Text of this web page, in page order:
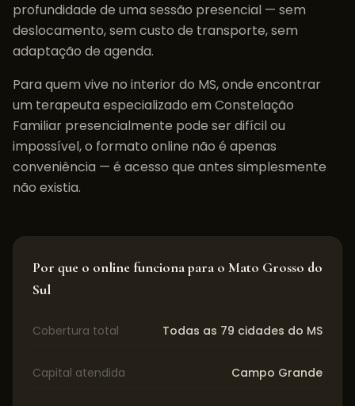
profundidade de uma sessão presencial — sem
deslocamento, sem custo de transporte, sem
adaptação de agenda.
Para quem vive no interior do MS, onde encontrar
um terapeuta especializado em Constelação
Familiar presencialmente pode ser difícil ou
impossível, o formato online não é apenas
conveniência — é acesso que antes simplesmente
não existia.
Por que o online funciona para o Mato Grosso do
Sul
Cobertura total Todas as 79 cidades do MS
Capital atendida Campo Grande